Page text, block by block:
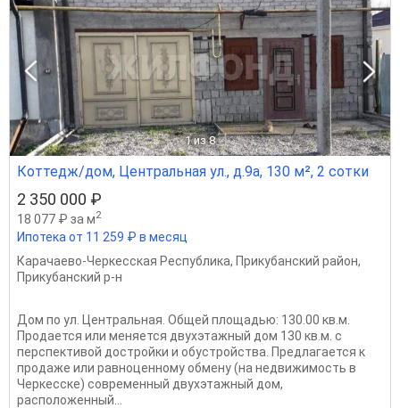
1 из 8
Коттедж/дом, Центральная ул., д.9а, 130 м², 2 сотки
2 350 000 ₽
18 077 ₽ за м2
Ипотека от 11 259 ₽ в месяц
Карачаево-Черкесская Республика, Прикубанский район,
Прикубанский р-н
Дом по ул. Центральная. Общей площадью: 130.00 кв.м.
Продается или меняется двухэтажный дом 130 кв.м. с
перспективой достройки и обустройства. Предлагается к
продаже или равноценному обмену (на недвижимость в
Черкесске) современный двухэтажный дом,
расположенный...